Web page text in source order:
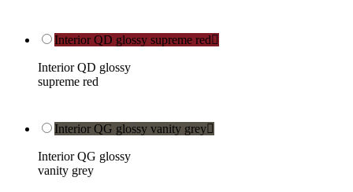
Interior QD glossy supreme red
Interior QD glossy
supreme red
Interior QG glossy vanity grey
Interior QG glossy
vanity grey